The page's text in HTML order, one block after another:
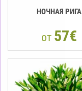
НОЧНАЯ РИГА
от 57€